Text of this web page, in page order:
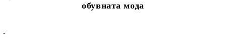
обувната мода
-